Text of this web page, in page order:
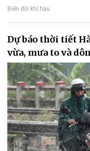
Biến đổi khí hậu
Dự báo thời tiết
vừa, mưa to và